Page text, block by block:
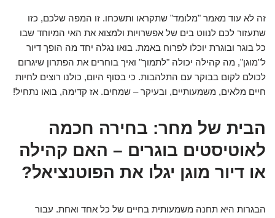
זה לא עוד מאמר "מלומד" שתקראו ותשכחו. זו המפה שלכם, כזו
שתעזור לכם לנווט בים של אפשרויות ולמצוא את האי המיוחד שבו
כל בוגר ובוגרת יוכלו לפרוח באמת. בואו נגלה יחד מה הופך דיור
ל"מוגן", מה קהילה יכולה "לתמוך" ואיך בוחרים את הפתרון שיגרום
לכולם לקום בבוקר עם התלהבות. כי בסוף היום, כולנו רוצים לחיות
חיים מלאים, משמעותיים, ובעיקר – שמחים. אז קדימה, בואו נתחיל!
הבית של מחר: בחירה חכמה
לאוטיסטים בוגרים – האם קהילה
או דיור מוגן יגלו את הפוטנציאל?
הבגרות היא תחנה משמעותית בחיים של כל אחד ואחת. עבור